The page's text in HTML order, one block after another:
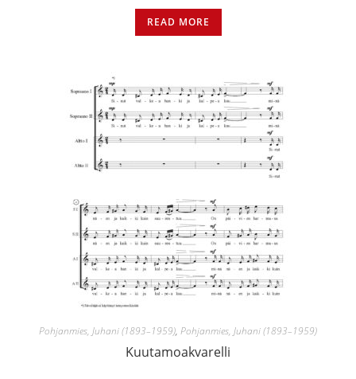
READ MORE
Pohjanmies, Juhani (1893–1959), Pohjanmies, Juhani (1893–1959)
Kuutamoakvarelli